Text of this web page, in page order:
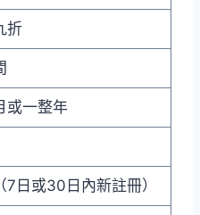
折
或一整年
日或30日內新註冊）